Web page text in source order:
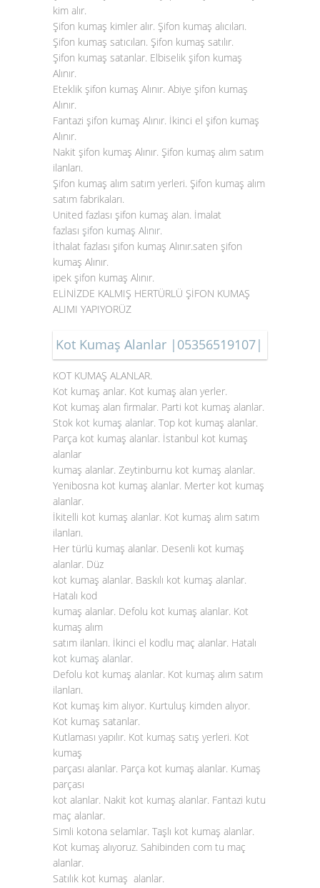
kim alır.
Şifon kumaş kimler alır. Şifon kumaş alıcıları.
Şifon kumaş satıcıları. Şifon kumaş satılır.
Şifon kumaş satanlar. Elbiselik şifon kumaş
Alınır.
Eteklik şifon kumaş Alınır. Abiye şifon kumaş
Alınır.
Fantazi şifon kumaş Alınır. İkinci el şifon kumaş
Alınır.
Nakit şifon kumaş Alınır. Şifon kumaş alım satım
ilanları.
Şifon kumaş alım satım yerleri. Şifon kumaş alım
satım fabrikaları.
United fazlası şifon kumaş alan. İmalat
fazlası şifon kumaş Alınır.
İthalat fazlası şifon kumaş Alınır.saten şifon
kumaş Alınır.
ipek şifon kumaş Alınır.
ELİNİZDE KALMIŞ HERTÜRLÜ ŞİFON KUMAŞ
ALIMI YAPIYORÜZ
Kot Kumaş Alanlar |05356519107|
KOT KUMAŞ ALANLAR.
Kot kumaş anlar. Kot kumaş alan yerler.
Kot kumaş alan firmalar. Parti kot kumaş alanlar.
Stok kot kumaş alanlar. Top kot kumaş alanlar.
Parça kot kumaş alanlar. İstanbul kot kumaş
alanlar
kumaş alanlar. Zeytinburnu kot kumaş alanlar.
Yenibosna kot kumaş alanlar. Merter kot kumaş
alanlar.
İkitelli kot kumaş alanlar. Kot kumaş alım satım
ilanları.
Her türlü kumaş alanlar. Desenli kot kumaş
alanlar. Düz
kot kumaş alanlar. Baskılı kot kumaş alanlar.
Hatalı kod
kumaş alanlar. Defolu kot kumaş alanlar. Kot
kumaş alım
satım ilanları. İkinci el kodlu maç alanlar. Hatalı
kot kumaş alanlar.
Defolu kot kumaş alanlar. Kot kumaş alım satım
ilanları.
Kot kumaş kim alıyor. Kurtuluş kimden alıyor.
Kot kumaş satanlar.
Kutlaması yapılır. Kot kumaş satış yerleri. Kot
kumaş
parçası alanlar. Parça kot kumaş alanlar. Kumaş
parçası
kot alanlar. Nakit kot kumaş alanlar. Fantazi kutu
maç alanlar.
Simli kotona selamlar. Taşlı kot kumaş alanlar.
Kot kumaş alıyoruz. Sahibinden com tu maç
alanlar.
Satılık kot kumaş alanlar.